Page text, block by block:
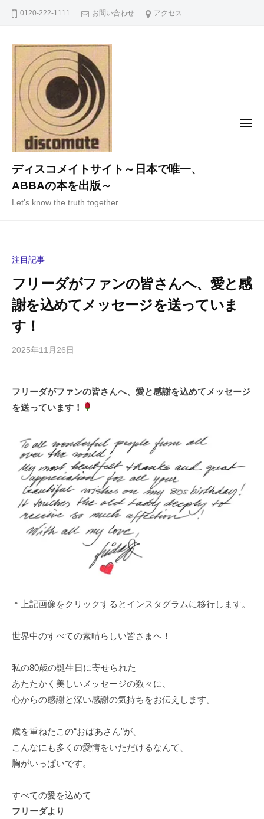
0120-222-1111 お問い合わせ アクセス
ディスコメイトサイト～日本で唯一、
ABBAの本を出版～
Let's know the truth together
メ
注目記事
フリーダがファンの皆さんへ、愛と感
謝を込めてメッセージを送っていま
す！
2025年11月26日
i
g
h
i
y
a
m
a
の
コ
ト
フリーダがファンの皆さんへ、愛と感謝を込めてメッセージ
を送っています！
＊上記画像をクリックするとインスタグラムに移行します。
世界中のすべての素晴らしい皆さまへ！
私の80歳の誕生日に寄せられた
あたたかく美しいメッセージの数々に、
心からの感謝と深い感謝の気持ちをお伝えします。
歳を重ねたこの“おばあさん”が、
こんなにも多くの愛情をいただけるなんて、
胸がいっぱいです。
すべての愛を込めて
フリーダより